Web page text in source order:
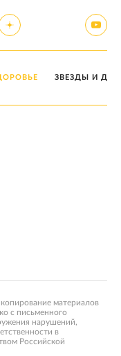
ЗВЕЗДЫ И
материалов
с письменного
нарушений,
в
Российской